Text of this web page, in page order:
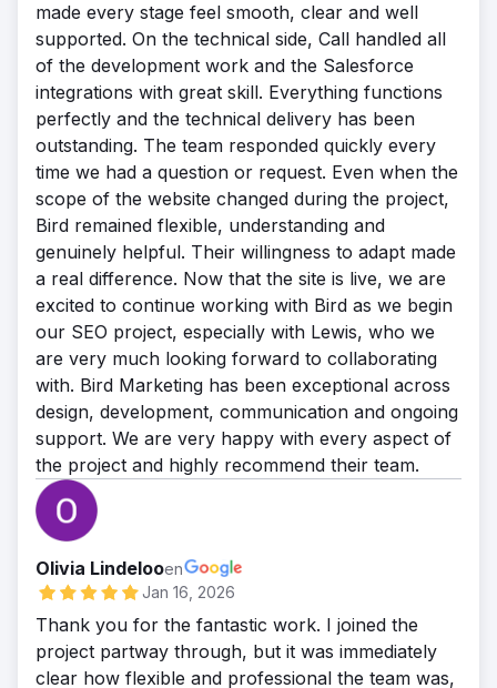
We started sourcing backlinks and scanning the
site for measuring results via our rank tracking.
This flagged lots of technical issues which to us
take a lead on on site areas too.
Resultado
The clients website has grown significantly with an
increase of over 300% total users from organic
on a YoY basis and and increase in conversions
by 377% YoY.
Servicios
Gestión de backlinks, Link Building, SEO técnico,
SEO para WordPress
made every stage feel smooth, clear and well
supported. On the technical side, Call handled all
of the development work and the Salesforce
integrations with great skill. Everything functions
perfectly and the technical delivery has been
outstanding. The team responded quickly every
time we had a question or request. Even when the
scope of the website changed during the project,
Bird remained flexible, understanding and
genuinely helpful. Their willingness to adapt made
a real difference. Now that the site is live, we are
excited to continue working with Bird as we begin
our SEO project, especially with Lewis, who we
are very much looking forward to collaborating
with. Bird Marketing has been exceptional across
design, development, communication and ongoing
support. We are very happy with every aspect of
the project and highly recommend their team.
Olivia Lindelooen
Jan 16, 2026
Thank you for the fantastic work. I joined the
project partway through, but it was immediately
clear how flexible and professional the team was,